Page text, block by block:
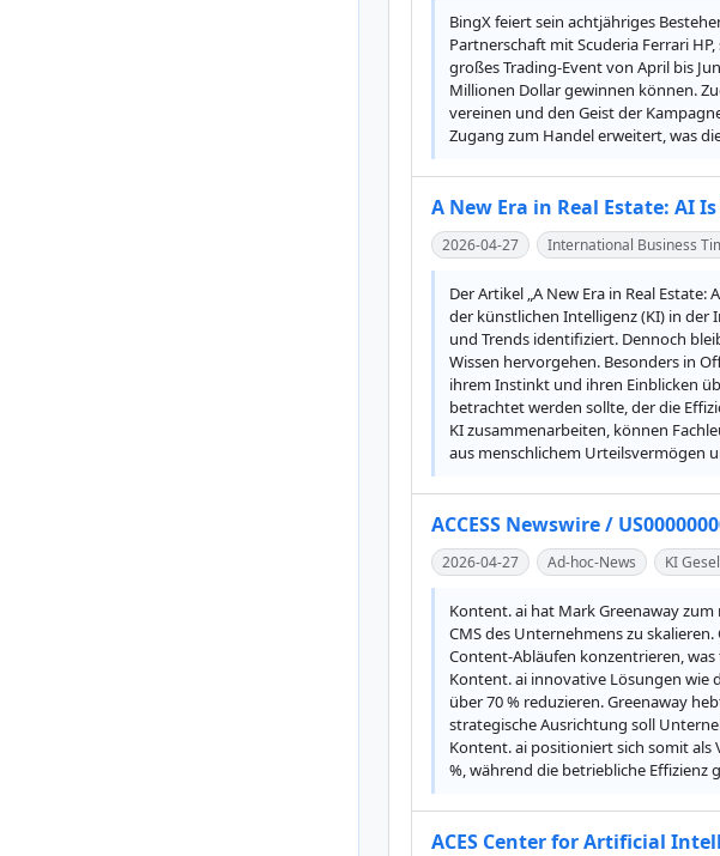
BingX feiert sein achtjähriges
Partnerschaft mit Scuderia Ferrari
großes Trading-Event von April bis
Millionen Dollar gewinnen können.
vereinen und den Geist der
Zugang zum Handel erweitert, was
A New Era in Real Estate: AI
2026-04-27 International Business
Der Artikel „A New Era in Real
der künstlichen Intelligenz (KI) in der
und Trends identifiziert. Dennoch
Wissen hervorgehen. Besonders in
ihrem Instinkt und ihren Einblicken
betrachtet werden sollte, der die
KI zusammenarbeiten, können
aus menschlichem Urteilsvermögen
ACCESS Newswire /
2026-04-27 Ad-hoc-News KI
Kontent. ai hat Mark Greenaway
CMS des Unternehmens zu
Content-Abläufen konzentrieren,
Kontent. ai innovative Lösungen wie
über 70 % reduzieren. Greenaway
strategische Ausrichtung soll
Kontent. ai positioniert sich somit
%, während die betriebliche Effizienz
ACES Center for Artificial